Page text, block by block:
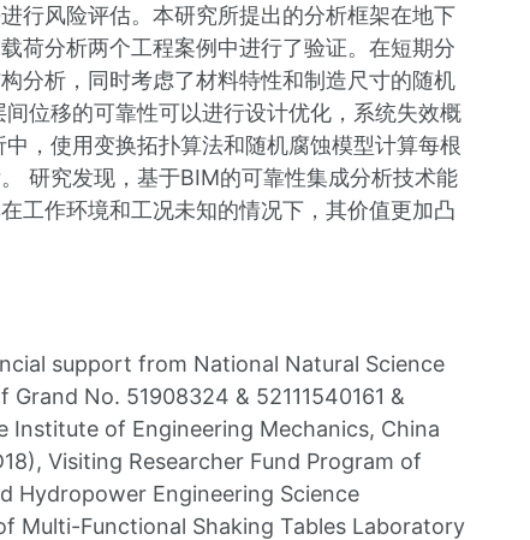
行风险评估。本研究所提出的分析框架在地下
荷分析两个工程案例中进行了验证。在短期分
分析，同时考虑了材料特性和制造尺寸的随机
位移的可靠性可以进行设计优化，系统失效概
，使用变换拓扑算法和随机腐蚀模型计算每根
研究发现，基于BIM的可靠性集成分析技术能
工作环境和工况未知的情况下，其价值更加凸
support from National Natural Science
No. 51908324 & 52111540161 &
Institute of Engineering Mechanics, China
Visiting Researcher Fund Program of
Hydropower Engineering Science
Multi-Functional Shaking Tables Laboratory